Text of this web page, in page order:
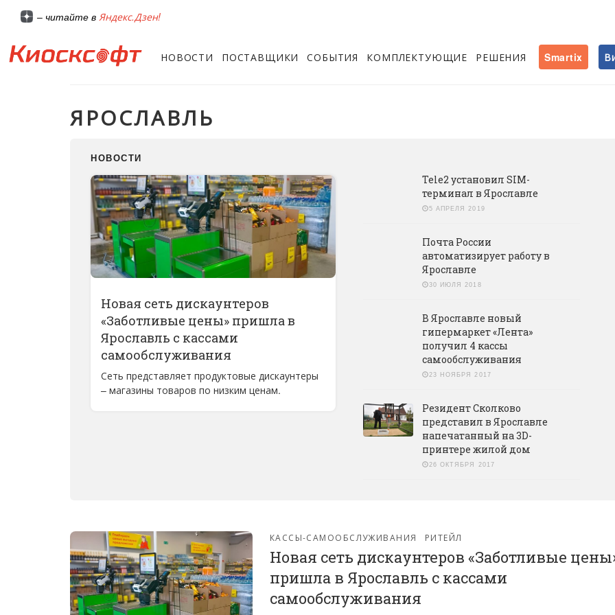
– читайте в Яндекс.Дзен!
НОВОСТИ ПОСТАВЩИКИ СОБЫТИЯ КОМПЛЕКТУЮЩИЕ РЕШЕНИЯ Smartix
ЯРОСЛАВЛЬ
НОВОСТИ
Новая сеть дискаунтеров
«Заботливые цены» пришла в
Ярославль с кассами
самообслуживания
Сеть представляет продуктовые дискаунтеры
– магазины товаров по низким ценам.
Tele2 установил SIM-
терминал в Ярославле
5 АПРЕЛЯ 2019
Почта России
автоматизирует работу в
Ярославле
30 ИЮЛЯ 2018
В Ярославле новый
гипермаркет «Лента»
получил 4 кассы
самообслуживания
23 НОЯБРЯ 2017
Резидент Сколково
представил в Ярославле
напечатанный на 3D-
принтере жилой дом
26 ОКТЯБРЯ 2017
КАССЫ-САМООБСЛУЖИВАНИЯ РИТЕЙЛ
Новая сеть дискаунтеров «Заботливые
пришла в Ярославль с кассами
самообслуживания